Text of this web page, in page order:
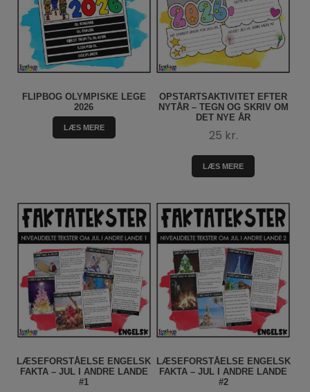
FLIPBOG OLYMPISKE LEGE
2026
LÆS MERE
OPSTARTSAKTIVITET EFTER
NYTÅR – TEGN OG SKRIV OM
DET NYE ÅR
25 kr.
LÆS MERE
LÆSEFORSTÅELSE ENGELSK
FAKTA – JUL I ANDRE LANDE
#1
LÆSEFORSTÅELSE ENGELSK
FAKTA – JUL I ANDRE LANDE
#2